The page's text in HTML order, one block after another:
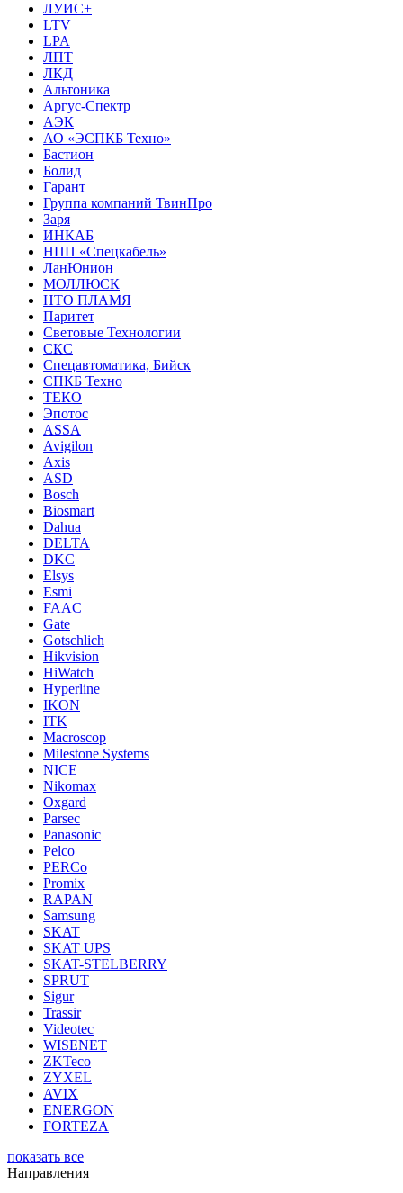
ЛУИС+
LTV
LPA
ЛПТ
ЛКД
Альтоника
Аргус-Спектр
АЭК
АО «ЭСПКБ Техно»
Бастион
Болид
Гарант
Группа компаний ТвинПро
Заря
ИНКАБ
НПП «Спецкабель»
ЛанЮнион
МОЛЛЮСК
НТО ПЛАМЯ
Паритет
Световые Технологии
СКС
Спецавтоматика, Бийск
СПКБ Техно
ТЕКО
Эпотос
ASSA
Avigilon
Axis
ASD
Bosch
Biosmart
Dahua
DELTA
DKC
Elsys
Esmi
FAAC
Gate
Gotschlich
Hikvision
HiWatch
Hyperline
IKON
ITK
Macroscop
Milestone Systems
NICE
Nikomax
Oxgard
Parsec
Panasonic
Pelco
PERCo
Promix
RAPAN
Samsung
SKAT
SKAT UPS
SKAT-STELBERRY
SPRUT
Sigur
Trassir
Videotec
WISENET
ZKTeco
ZYXEL
AVIX
ENERGON
FORTEZA
показать все
Направления